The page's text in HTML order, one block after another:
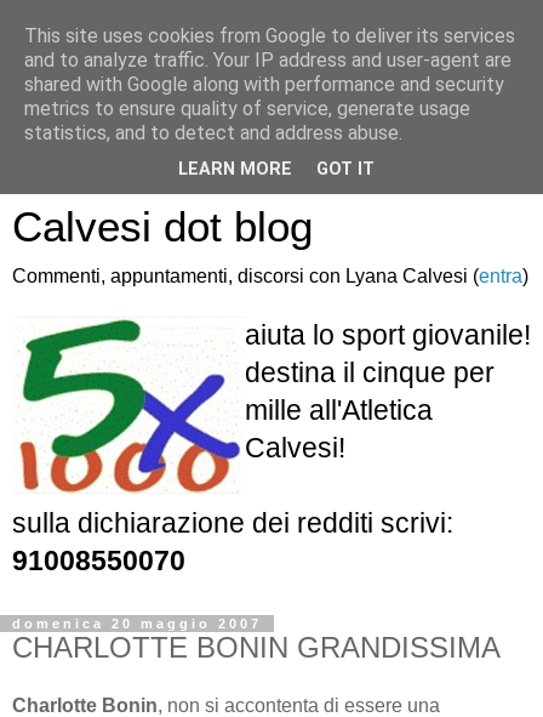
Atletica Sandro
Calvesi dot blog
Commenti, appuntamenti, discorsi con Lyana Calvesi (entra)
aiuta lo sport giovanile!
destina il cinque per
mille all'Atletica
Calvesi!
sulla dichiarazione dei redditi scrivi:
91008550070
domenica 20 maggio 2007
CHARLOTTE BONIN GRANDISSIMA
Charlotte Bonin, non si accontenta di essere una
This site uses cookies from Google to deliver its services
and to analyze traffic. Your IP address and user-agent are
shared with Google along with performance and security
metrics to ensure quality of service, generate usage
statistics, and to detect and address abuse.
LEARN MORE GOT IT